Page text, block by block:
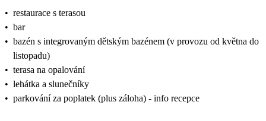
• restaurace s terasou
• bar
• bazén s integrovaným dětským bazénem (v provozu od května do
listopadu)
• terasa na opalování
• lehátka a slunečníky
• parkování za poplatek (plus záloha) - info recepce